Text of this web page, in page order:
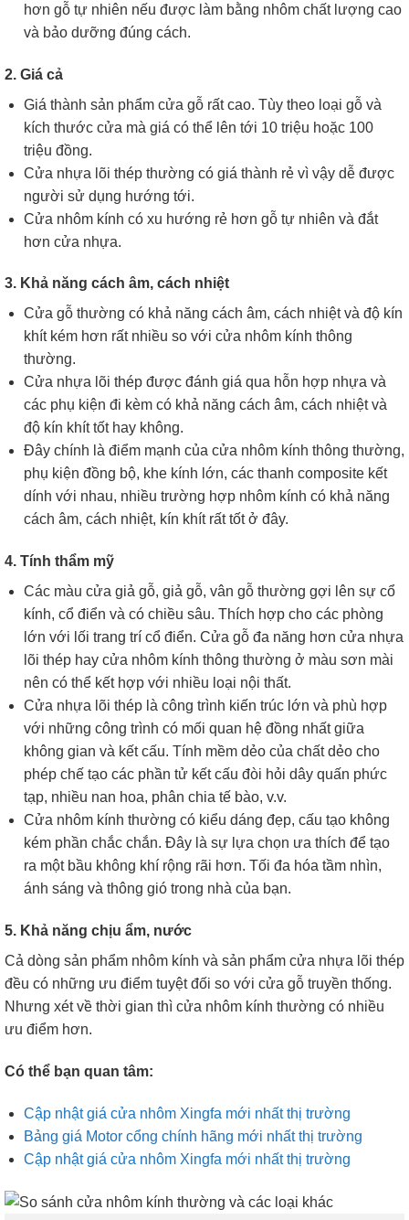
hơn gỗ tự nhiên nếu được làm bằng nhôm chất lượng cao
và bảo dưỡng đúng cách.
2. Giá cả
Giá thành sản phẩm cửa gỗ rất cao. Tùy theo loại gỗ và
kích thước cửa mà giá có thể lên tới 10 triệu hoặc 100
triệu đồng.
Cửa nhựa lõi thép thường có giá thành rẻ vì vậy dễ được
người sử dụng hướng tới.
Cửa nhôm kính có xu hướng rẻ hơn gỗ tự nhiên và đắt
hơn cửa nhựa.
3. Khả năng cách âm, cách nhiệt
Cửa gỗ thường có khả năng cách âm, cách nhiệt và độ kín
khít kém hơn rất nhiều so với cửa nhôm kính thông
thường.
Cửa nhựa lõi thép được đánh giá qua hỗn hợp nhựa và
các phụ kiện đi kèm có khả năng cách âm, cách nhiệt và
độ kín khít tốt hay không.
Đây chính là điểm mạnh của cửa nhôm kính thông thường,
phụ kiện đồng bộ, khe kính lớn, các thanh composite kết
dính với nhau, nhiều trường hợp nhôm kính có khả năng
cách âm, cách nhiệt, kín khít rất tốt ở đây.
4. Tính thẩm mỹ
Các màu cửa giả gỗ, giả gỗ, vân gỗ thường gợi lên sự cổ
kính, cổ điển và có chiều sâu. Thích hợp cho các phòng
lớn với lối trang trí cổ điển. Cửa gỗ đa năng hơn cửa nhựa
lõi thép hay cửa nhôm kính thông thường ở màu sơn mài
nên có thể kết hợp với nhiều loại nội thất.
Cửa nhựa lõi thép là công trình kiến ​​trúc lớn và phù hợp
với những công trình có mối quan hệ đồng nhất giữa
không gian và kết cấu. Tính mềm dẻo của chất dẻo cho
phép chế tạo các phần tử kết cấu đòi hỏi dây quấn phức
tạp, nhiều nan hoa, phân chia tế bào, v.v.
Cửa nhôm kính thường có kiểu dáng đẹp, cấu tạo không
kém phần chắc chắn. Đây là sự lựa chọn ưa thích để tạo
ra một bầu không khí rộng rãi hơn. Tối đa hóa tầm nhìn,
ánh sáng và thông gió trong nhà của bạn.
5. Khả năng chịu ẩm, nước
Cả dòng sản phẩm nhôm kính và sản phẩm cửa nhựa lõi thép
đều có những ưu điểm tuyệt đối so với cửa gỗ truyền thống.
Nhưng xét về thời gian thì cửa nhôm kính thường có nhiều
ưu điểm hơn.
Có thể bạn quan tâm:
Cập nhật giá cửa nhôm Xingfa mới nhất thị trường
Bảng giá Motor cổng chính hãng mới nhất thị trường
Cập nhật giá cửa nhôm Xingfa mới nhất thị trường